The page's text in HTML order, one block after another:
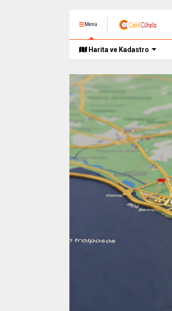
Menü
Harita ve Kadastro